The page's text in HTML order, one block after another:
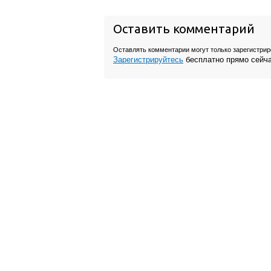
Оставить комментарий
Оставлять комментарии могут только
Зарегистрируйтесь бесплатно прямо